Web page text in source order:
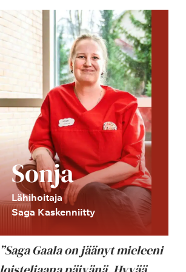
Sonja
Lähihoitaja
Saga Kaskenniitty
”Saga Gaala on jäänyt mieleeni